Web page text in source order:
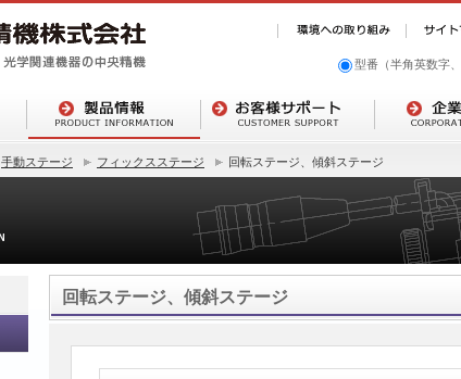
型番（半角英数字
手動ステージ フィックスステージ 回転ステージ、傾斜ステージ
回転ステージ、傾斜ステージ